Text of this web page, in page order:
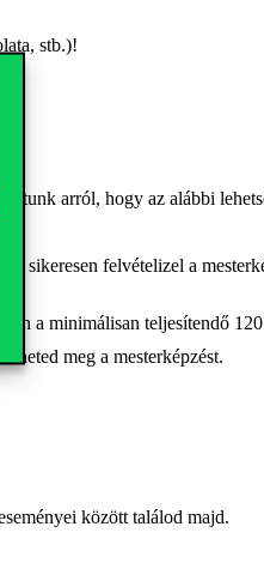
stb.)!
arról, hogy az alábbi
sikeresen felvételizel a
a minimálisan teljesítendő
meg a mesterképzést.
között találod majd.